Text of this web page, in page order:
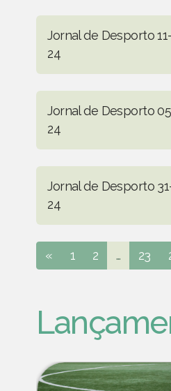
Jornal de Desporto
24
Jornal de Desporto
24
Jornal de Desporto
24
« 1 2 ... 23